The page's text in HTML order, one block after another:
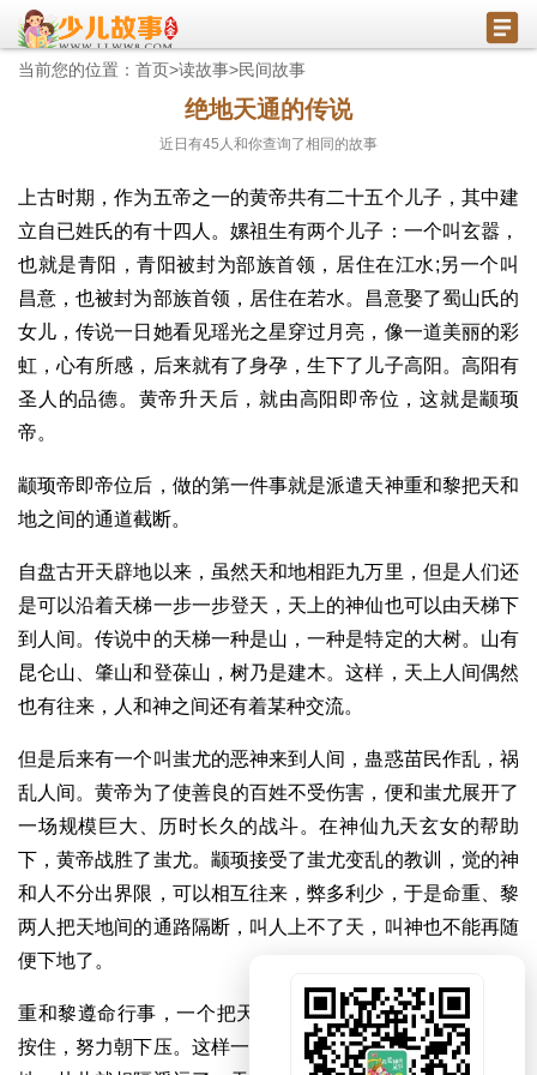
当前您的位置： 首页>读故事>民间故事
绝地天通的传说
近日有45 人和你查询了相同的故事
上古时期，作为五帝之一的黄帝共有二十五个儿子，其中建
立自已姓氏的有十四人。嫘祖生有两个儿子：一个叫玄嚣，
也就是青阳，青阳被封为部族首领，居住在江水;另一个叫
昌意，也被封为部族首领，居住在若水。昌意娶了蜀山氏的
女儿，传说一日她看见瑶光之星穿过月亮，像一道美丽的彩
虹，心有所感，后来就有了身孕，生下了儿子高阳。高阳有
圣人的品德。黄帝升天后，就由高阳即帝位，这就是颛顼
帝。
颛顼帝即帝位后，做的第一件事就是派遣天神重和黎把天和
地之间的通道截断。
自盘古开天辟地以来，虽然天和地相距九万里，但是人们还
是可以沿着天梯一步一步登天，天上的神仙也可以由天梯下
到人间。传说中的天梯一种是山，一种是特定的大树。山有
昆仑山、肇山和登葆山，树乃是建木。这样，天上人间偶然
也有往来，人和神之间还有着某种交流。
但是后来有一个叫蚩尤的恶神来到人间，蛊惑苗民作乱，祸
乱人间。黄帝为了使善良的百姓不受伤害，便和蚩尤展开了
一场规模巨大、历时长久的战斗。在神仙九天玄女的帮助
下，黄帝战胜了蚩尤。颛顼接受了蚩尤变乱的教训，觉的神
和人不分出界限，可以相互往来，弊多利少，于是命重、黎
两人把天地间的通路隔断，叫人上不了天，叫神也不能再随
便下地了。
重和黎遵命行事，一个把天托起来，尽力往上推;一个把地
按住，努力朝下压。这样一来，本来相隔还不是特别远的天